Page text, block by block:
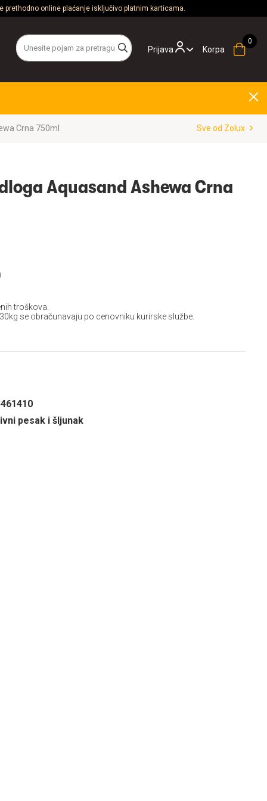
prethodno online plaćanje isključivo platnim karticama.
Prijava Korpa
Crna 750ml Sve od Zolux
Aquasand Ashewa Crna
troškova.
se obračunavaju po cenovniku kurirske službe.
pesak i šljunak